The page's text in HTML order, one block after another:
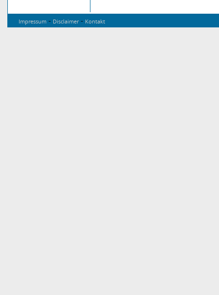
Impressum - Disclaimer- Kontakt